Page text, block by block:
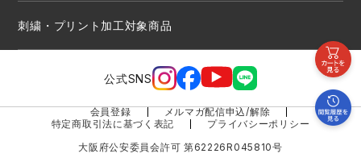
刺繍・プリント加工対象商品
公式SNS
会員登録
メルマガ配信申込/解除
特定商取引法に基づく表記
プライバシーポリシー
大阪府公安委員会許可 第62226R045810号